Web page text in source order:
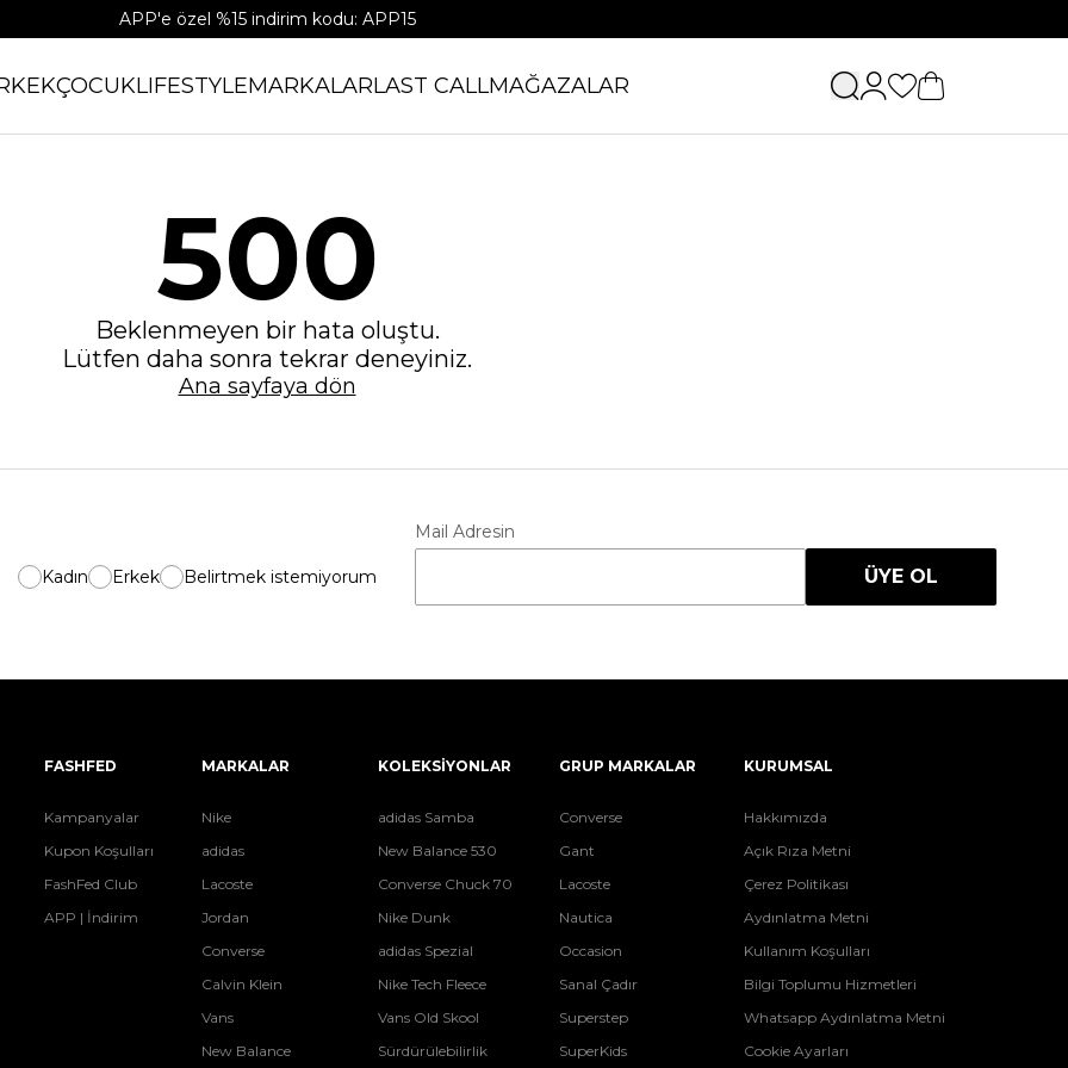
APP'e özel %15 indirim kodu: APP15
ÇOCUKLIFESTYLEMARKALARLAST CALLMAĞAZALAR
500
Beklenmeyen bir hata oluştu.
Lütfen daha sonra tekrar deneyiniz.
Ana sayfaya dön
Kadın Erkek Belirtmek istemiyorum
Mail Adresin
ÜYE OL
FASHFED
Kampanyalar
Kupon Koşulları
FashFed Club
APP | İndirim
MARKALAR
Nike
adidas
Lacoste
Jordan
Converse
Calvin Klein
Vans
New Balance
KOLEKSİYONLAR
adidas Samba
New Balance 530
Converse Chuck 70
Nike Dunk
adidas Spezial
Nike Tech Fleece
Vans Old Skool
Sürdürülebilirlik
GRUP MARKALAR
Converse
Gant
Lacoste
Nautica
Occasion
Sanal Çadır
Superstep
SuperKids
KURUMSAL
Hakkımızda
Açık Rıza Metni
Çerez Politikası
Aydınlatma Metni
Kullanım Koşulları
Bilgi Toplumu Hizmetleri
Whatsapp Aydınlatma Metni
Cookie Ayarları